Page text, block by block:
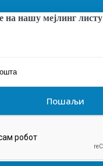
на нашу мејлинг листу